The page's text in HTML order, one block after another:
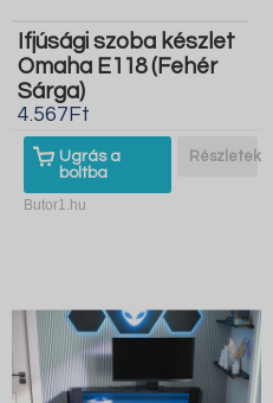
Ifjúsági szoba készlet
Omaha E118 (Fehér
Sárga)
4.567Ft
Ugrás a
boltba
Részletek
Butor1.hu